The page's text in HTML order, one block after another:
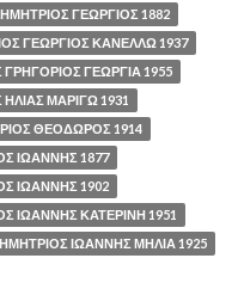
ΓΕΩΡΓΙΟΣ 1882
ΓΕΩΡΓΙΟΣ ΚΑΝΕΛΛΩ 1937
ΓΕΩΡΓΙΑ 1955
ΜΑΡΙΓΩ 1931
ΘΕΟΔΩΡΟΣ 1914
ΙΩΑΝΝΗΣ 1877
ΙΩΑΝΝΗΣ 1902
ΙΩΑΝΝΗΣ ΚΑΤΕΡΙΝΗ 1951
ΙΩΑΝΝΗΣ ΜΗΛΙΑ 1925